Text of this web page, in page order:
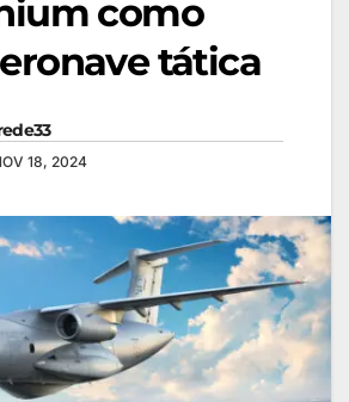
como
tática
18, 2024